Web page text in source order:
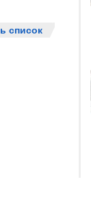
список